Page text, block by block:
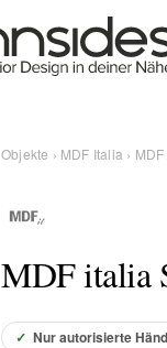
Objekte › MDF Italia ›
MDF italia
✓ Nur autorisierte